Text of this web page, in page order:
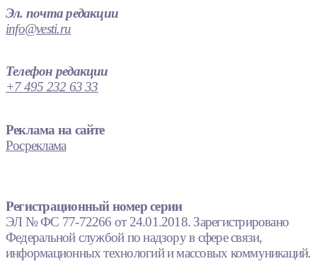
Эл. почта редакции
info@vesti.ru
Телефон редакции
+7 495 232 63 33
Реклама на сайте
Росреклама
Регистрационный номер серии
ЭЛ № ФС 77-72266 от 24.01.2018. Зарегистрировано
Федеральной службой по надзору в сфере связи,
информационных технологий и массовых коммуникаций.